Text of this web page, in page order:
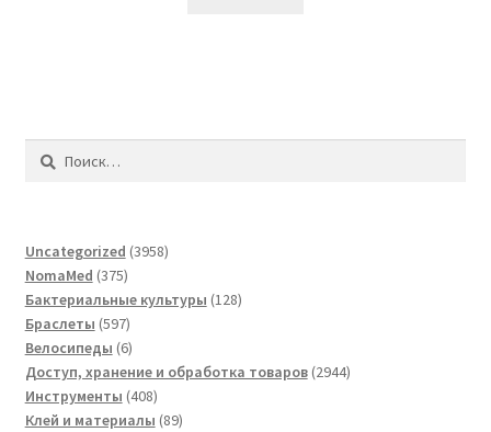
Найти:
Uncategorized 39583958
NomaMed 375375
товаров
Бактериальные культуры 128128
Браслеты 597597
товаров
Велосипеды 66
товаров
Доступ, хранение и обработка товаров 29442944
Инструменты 408408
товаров
Клей и материалы 8989